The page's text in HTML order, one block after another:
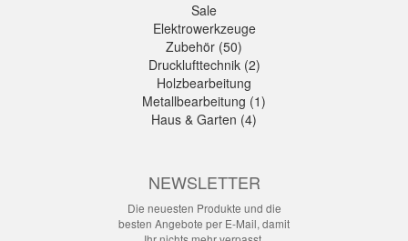
Sale
Elektrowerkzeuge
Zubehör (50)
Drucklufttechnik (2)
Holzbearbeitung
Metallbearbeitung (1)
Haus & Garten (4)
NEWSLETTER
Die neuesten Produkte und die
besten Angebote per E-Mail, damit